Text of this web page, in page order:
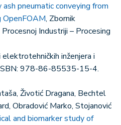
pneumatic conveying from
, Zbornik
Industriji – Procesing
inženjera i
978-86-85535-15-4.
Životić Dragana, Bechtel
Obradović Marko, Stojanović
and biomarker study of